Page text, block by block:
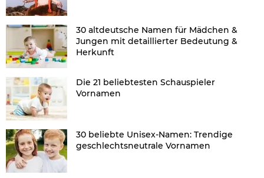
30 altdeutsche Namen für Mädchen &
Jungen mit detaillierter Bedeutung &
Herkunft
Die 21 beliebtesten Schauspieler
Vornamen
30 beliebte Unisex-Namen: Trendige
geschlechtsneutrale Vornamen